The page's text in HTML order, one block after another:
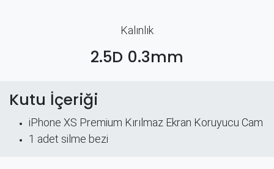
Kalınlık
2.5D 0.3mm
Kutu İçeriği
iPhone XS Premium Kırılmaz Ekran Koruyucu Cam
​1 adet silme bezi